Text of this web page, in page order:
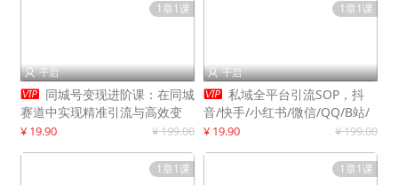
1章1课
 千启
 同城号变现进阶课：在同城
赛道中实现精准引流与高效变
现，单店月引流成交额提升50%
¥ 19.90 ¥ 199.00
1章1课
 千启
 私域全平台引流SOP，抖
音/快手/小红书/微信/QQ/B站/
闲鱼等，技术合集，高效转化公
¥ 19.90 ¥ 199.00
1章1课 1章1课